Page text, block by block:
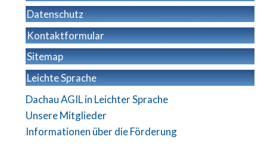
Datenschutz
Kontaktformular
Sitemap
Leichte Sprache
Dachau AGIL in Leichter Sprache
Unsere Mitglieder
Informationen über die Förderung